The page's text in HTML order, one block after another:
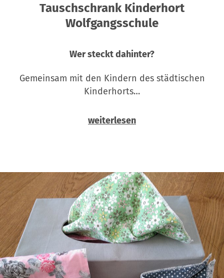
Tauschschrank Kinderhort
Wolfgangsschule
Wer steckt dahinter?
Gemeinsam mit den Kindern des städtischen
Kinderhorts…
weiterlesen